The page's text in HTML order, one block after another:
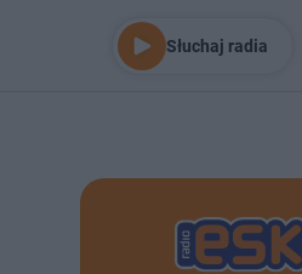
Słuchaj radia